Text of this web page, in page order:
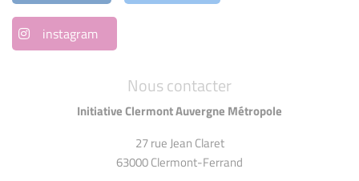
Nous contacter
Initiative Clermont Auvergne Métropole
27 rue Jean Claret
63000 Clermont-Ferrand
instagram